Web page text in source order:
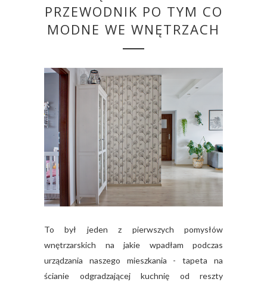
PRZEWODNIK PO TYM CO
MODNE WE WNĘTRZACH
To był jeden z pierwszych pomysłów
wnętrzarskich na jakie wpadłam podczas
urządzania naszego mieszkania - tapeta na
ścianie odgradzającej kuchnię od reszty